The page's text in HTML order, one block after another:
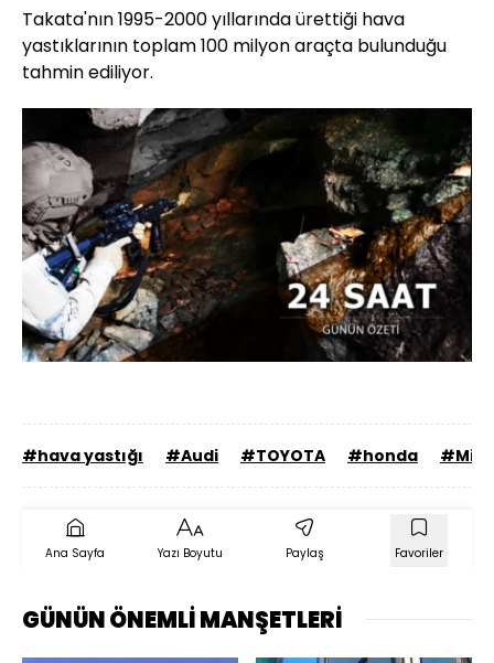
Takata'nın 1995-2000 yıllarında ürettiği hava
yastıklarının toplam 100 milyon araçta bulunduğu
tahmin ediliyor.
Sesi
Aç
Yüklendi
52.35%
Oynatma
Hızı
#hava yastığı #Audi #TOYOTA #honda
Ana Sayfa Yazı Boyutu Paylaş Favoriler
GÜNÜN ÖNEMLİ MANŞETLERİ